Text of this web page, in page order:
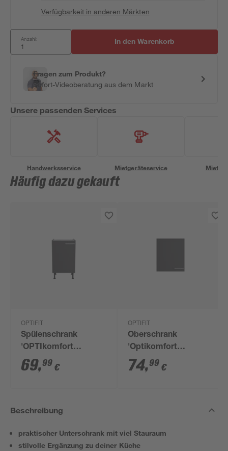
Verfügbarkeit in anderen Märkten
Anzahl: In den Warenkorb
Fragen zum Produkt?
Sofort-Videoberatung aus dem Markt
Unsere passenden Services
Handwerksservice Mietgeräteservice
Häufig dazu gekauft
OPTIFIT
Spülenschrank
'OPTIkomfort
Ingvar420' anthrazit
matt 50 x 87 x 58,4
69,99 €
OPTIFIT
Oberschrank
'Optikomfort
Ingvar420' anthrazit
matt 60 x 70,4 x 34,9
74,99 €
Beschreibung
praktischer Unterschrank mit viel Stauraum
stilvolle Ergänzung zu deiner Küche